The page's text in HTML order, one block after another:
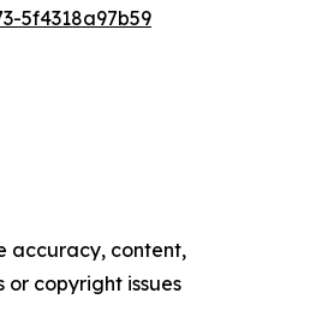
5f4318a97b59
accuracy, content,
copyright issues